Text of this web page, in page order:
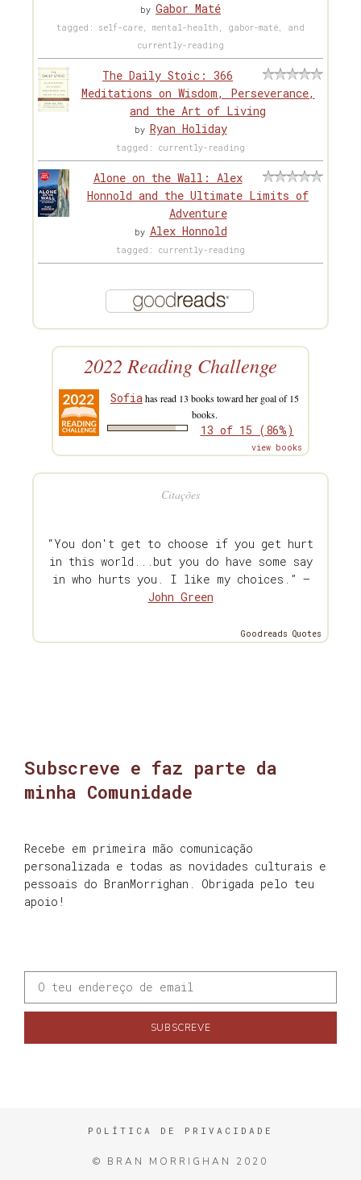
by Gabor Maté
tagged: self-care, mental-health, gabor-maté, and
currently-reading
The Daily Stoic: 366
Meditations on Wisdom, Perseverance,
and the Art of Living
by Ryan Holiday
tagged: currently-reading
Alone on the Wall: Alex
Honnold and the Ultimate Limits of
Adventure
by Alex Honnold
tagged: currently-reading
2022 Reading Challenge
Sofiahas read 13 books toward her goal of 15
books.
13 of 15 (86%)
view books
Citações
“You don't get to choose if you get hurt
in this world...but you do have some say
in who hurts you. I like my choices.” —
John Green
Goodreads Quotes
Subscreve e faz parte da
minha Comunidade
Recebe em primeira mão comunicação
personalizada e todas as novidades culturais e
pessoais do BranMorrighan. Obrigada pelo teu
apoio!
SUBSCREVE
POLÍTICA DE PRIVACIDADE
© BRAN MORRIGHAN 2020